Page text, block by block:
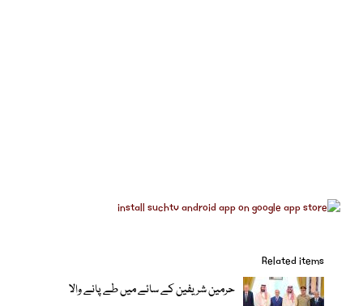
Related items
حرمین شریفین کے سائے میں طے پانے والا